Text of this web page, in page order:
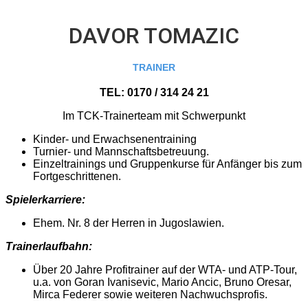
DAVOR TOMAZIC
TRAINER
TEL: 0170 / 314 24 21
Im TCK-Trainerteam mit Schwerpunkt
Kinder- und Erwachsenentraining
Turnier- und Mannschaftsbetreuung.
Einzeltrainings und Gruppenkurse für Anfänger bis zum
Fortgeschrittenen.
Spielerkarriere:
Ehem. Nr. 8 der Herren in Jugoslawien.
Trainerlaufbahn:
Über 20 Jahre Profitrainer auf der WTA- und ATP-Tour,
u.a. von Goran Ivanisevic, Mario Ancic, Bruno Oresar,
Mirca Federer sowie weiteren Nachwuchsprofis.